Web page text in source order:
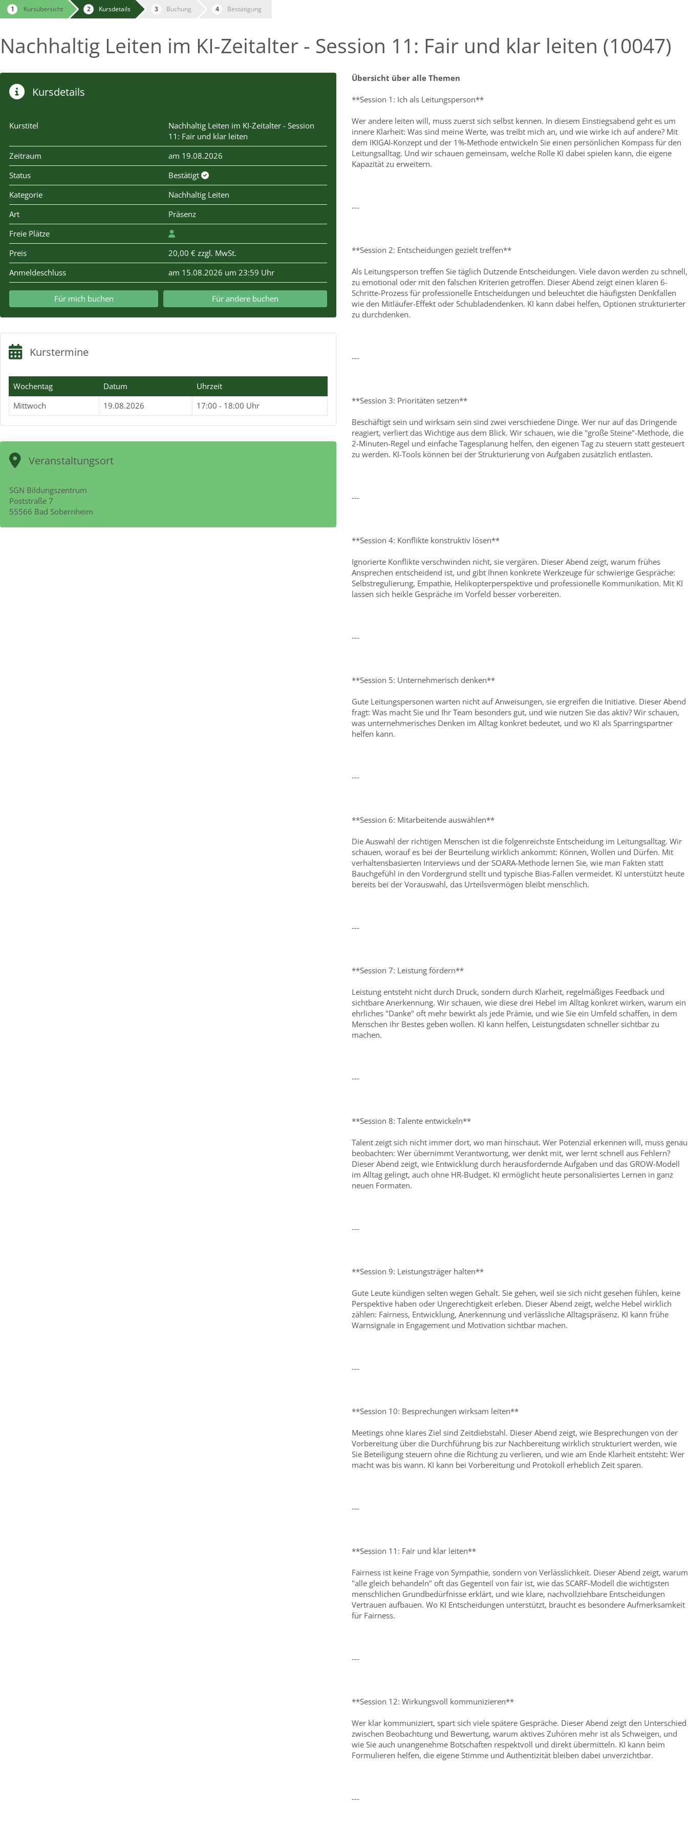
Kursübersicht Kursdetails Buchung Bestätigung
Nachhaltig Leiten im KI-Zeitalter - Session 11: Fair und klar leiten (10047)
Kursdetails
Kurstitel
Nachhaltig Leiten im KI-Zeitalter - Session
11: Fair und klar leiten
Zeitraum
am 19.08.2026
Status
Bestätigt
Kategorie
Nachhaltig Leiten
Art
Präsenz
Freie Plätze
Preis
20,00 € zzgl. MwSt.
Anmeldeschluss
am 15.08.2026 um 23:59 Uhr
Für mich buchen Für andere buchen
Übersicht über alle Themen
**Session 1: Ich als Leitungsperson**
Wer andere leiten will, muss zuerst sich selbst kennen. In diesem Einstiegsabend geht es um
innere Klarheit: Was sind meine Werte, was treibt mich an, und wie wirke ich auf andere? Mit
dem IKIGAI-Konzept und der 1%-Methode entwickeln Sie einen persönlichen Kompass für den
Leitungsalltag. Und wir schauen gemeinsam, welche Rolle KI dabei spielen kann, die eigene
Kapazität zu erweitern.
---
**Session 2: Entscheidungen gezielt treffen**
Als Leitungsperson treffen Sie täglich Dutzende Entscheidungen. Viele davon werden zu schnell,
zu emotional oder mit den falschen Kriterien getroffen. Dieser Abend zeigt einen klaren 6-
Schritte-Prozess für professionelle Entscheidungen und beleuchtet die häufigsten Denkfallen
wie den Mitläufer-Effekt oder Schubladendenken. KI kann dabei helfen, Optionen strukturierter
zu durchdenken.
---
**Session 3: Prioritäten setzen**
Beschäftigt sein und wirksam sein sind zwei verschiedene Dinge. Wer nur auf das Dringende
reagiert, verliert das Wichtige aus dem Blick. Wir schauen, wie die "große Steine"-Methode, die
2-Minuten-Regel und einfache Tagesplanung helfen, den eigenen Tag zu steuern statt gesteuert
zu werden. KI-Tools können bei der Strukturierung von Aufgaben zusätzlich entlasten.
---
**Session 4: Konflikte konstruktiv lösen**
Ignorierte Konflikte verschwinden nicht, sie vergären. Dieser Abend zeigt, warum frühes
Ansprechen entscheidend ist, und gibt Ihnen konkrete Werkzeuge für schwierige Gespräche:
Selbstregulierung, Empathie, Helikopterperspektive und professionelle Kommunikation. Mit KI
lassen sich heikle Gespräche im Vorfeld besser vorbereiten.
---
**Session 5: Unternehmerisch denken**
Gute Leitungspersonen warten nicht auf Anweisungen, sie ergreifen die Initiative. Dieser Abend
fragt: Was macht Sie und Ihr Team besonders gut, und wie nutzen Sie das aktiv? Wir schauen,
was unternehmerisches Denken im Alltag konkret bedeutet, und wo KI als Sparringspartner
helfen kann.
---
**Session 6: Mitarbeitende auswählen**
Die Auswahl der richtigen Menschen ist die folgenreichste Entscheidung im Leitungsalltag. Wir
schauen, worauf es bei der Beurteilung wirklich ankommt: Können, Wollen und Dürfen. Mit
verhaltensbasierten Interviews und der SOARA-Methode lernen Sie, wie man Fakten statt
Bauchgefühl in den Vordergrund stellt und typische Bias-Fallen vermeidet. KI unterstützt heute
bereits bei der Vorauswahl, das Urteilsvermögen bleibt menschlich.
---
**Session 7: Leistung fördern**
Leistung entsteht nicht durch Druck, sondern durch Klarheit, regelmäßiges Feedback und
sichtbare Anerkennung. Wir schauen, wie diese drei Hebel im Alltag konkret wirken, warum ein
ehrliches "Danke" oft mehr bewirkt als jede Prämie, und wie Sie ein Umfeld schaffen, in dem
Menschen ihr Bestes geben wollen. KI kann helfen, Leistungsdaten schneller sichtbar zu
machen.
---
**Session 8: Talente entwickeln**
Talent zeigt sich nicht immer dort, wo man hinschaut. Wer Potenzial erkennen will, muss genau
beobachten: Wer übernimmt Verantwortung, wer denkt mit, wer lernt schnell aus Fehlern?
Dieser Abend zeigt, wie Entwicklung durch herausfordernde Aufgaben und das GROW-Modell
im Alltag gelingt, auch ohne HR-Budget. KI ermöglicht heute personalisiertes Lernen in ganz
neuen Formaten.
---
**Session 9: Leistungsträger halten**
Gute Leute kündigen selten wegen Gehalt. Sie gehen, weil sie sich nicht gesehen fühlen, keine
Perspektive haben oder Ungerechtigkeit erleben. Dieser Abend zeigt, welche Hebel wirklich
zählen: Fairness, Entwicklung, Anerkennung und verlässliche Alltagspräsenz. KI kann frühe
Warnsignale in Engagement und Motivation sichtbar machen.
---
**Session 10: Besprechungen wirksam leiten**
Meetings ohne klares Ziel sind Zeitdiebstahl. Dieser Abend zeigt, wie Besprechungen von der
Vorbereitung über die Durchführung bis zur Nachbereitung wirklich strukturiert werden, wie
Sie Beteiligung steuern ohne die Richtung zu verlieren, und wie am Ende Klarheit entsteht: Wer
macht was bis wann. KI kann bei Vorbereitung und Protokoll erheblich Zeit sparen.
---
**Session 11: Fair und klar leiten**
Fairness ist keine Frage von Sympathie, sondern von Verlässlichkeit. Dieser Abend zeigt, warum
"alle gleich behandeln" oft das Gegenteil von fair ist, wie das SCARF-Modell die wichtigsten
menschlichen Grundbedürfnisse erklärt, und wie klare, nachvollziehbare Entscheidungen
Vertrauen aufbauen. Wo KI Entscheidungen unterstützt, braucht es besondere Aufmerksamkeit
für Fairness.
---
**Session 12: Wirkungsvoll kommunizieren**
Wer klar kommuniziert, spart sich viele spätere Gespräche. Dieser Abend zeigt den Unterschied
zwischen Beobachtung und Bewertung, warum aktives Zuhören mehr ist als Schweigen, und
wie Sie auch unangenehme Botschaften respektvoll und direkt übermitteln. KI kann beim
Formulieren helfen, die eigene Stimme und Authentizität bleiben dabei unverzichtbar.
---
Kurstermine
Wochentag Datum
Uhrzeit
Mittwoch
19.08.2026 17:00 - 18:00 Uhr
Veranstaltungsort
SGN Bildungszentrum
Poststraße 7
55566 Bad Sobernheim